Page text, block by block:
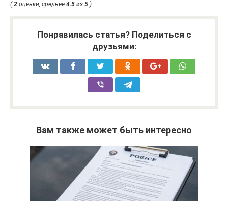
( 2 оценки, среднее 4.5 из 5 )
Понравилась статья? Поделиться с
друзьями:
Вам также может быть интересно